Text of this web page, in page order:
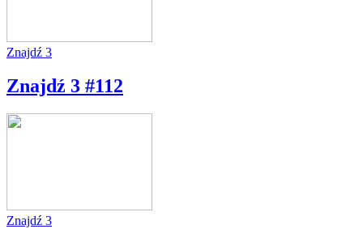
Znajdź 3
Znajdź 3 #112
Znajdź 3